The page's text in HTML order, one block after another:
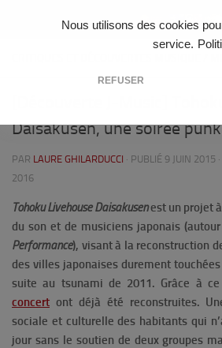
Nous utilisons des cookies
service.
REFUSER
Skip to content
[Découverte J-Music]
Daisakusen, une soirée
PAR LAURE GHILARDUCCI · PUBLIÉ 9 JUIN 2015
2016
Tohoku Livehouse Daisakusenest un projet
du son et de musiciens japonais
Performance), visant à la reconstruction
des villes japonaises durement
suite au tsunami de 2011. Grâce à
concert ont déjà été reconstruites.
sociale et culturelle des habitants qui
jour sans le soutien de deux groupes